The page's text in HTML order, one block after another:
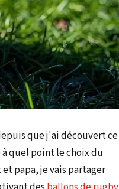
que j'ai découvert ce
quel point le choix du
papa, je vais partager